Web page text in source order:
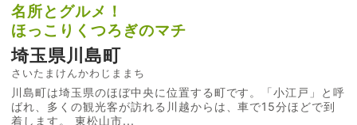
名所とグルメ！
ほっこりくつろぎのマチ
埼玉県川島町
さいたまけんかわじままち
川島町は埼玉県のほぼ中央に位置する町です。「小江戸」と呼
ばれ、多くの観光客が訪れる川越からは、車で15分ほどで到
着します。 東松山市...